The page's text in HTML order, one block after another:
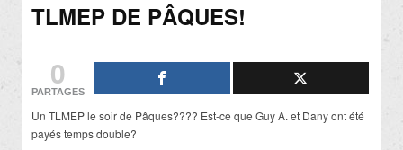
TLMEP DE PÂQUES!
0
PARTAGES
Un TLMEP le soir de Pâques???? Est-ce que Guy A. et Dany ont été
payés temps double?